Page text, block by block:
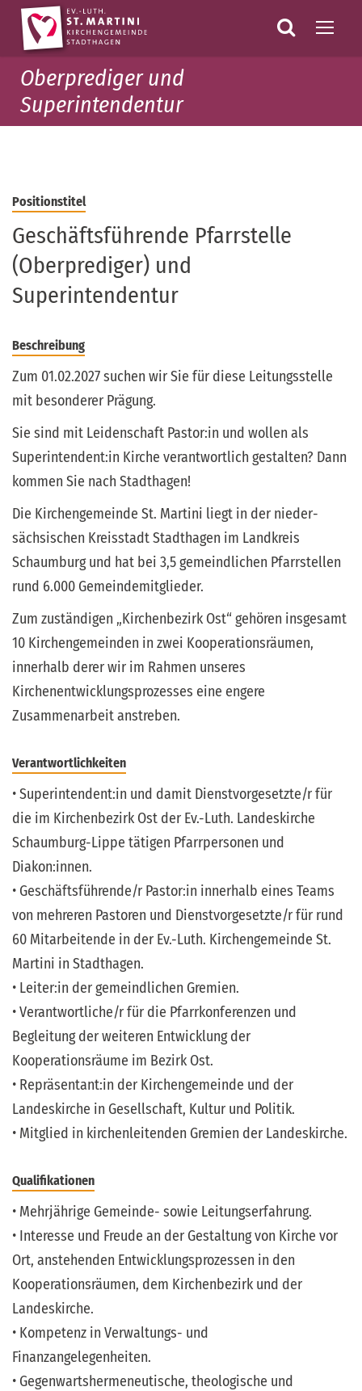
Oberprediger und
Superintendentur
Positionstitel
Geschäftsführende Pfarrstelle
(Oberprediger) und
Superintendentur
Beschreibung
Zum 01.02.2027 suchen wir Sie für diese Leitungsstelle
mit besonderer Prägung.
Sie sind mit Leidenschaft Pastor:in und wollen als
Superintendent:in Kirche verantwortlich gestalten? Dann
kommen Sie nach Stadthagen!
Die Kirchengemeinde St. Martini liegt in der nieder­
sächsischen Kreisstadt Stadthagen im Landkreis
Schaumburg und hat bei 3,5 gemeindlichen Pfarrstellen
rund 6.000 Gemeindemitglieder.
Zum zuständigen „Kirchenbezirk Ost“ gehören insgesamt
10 Kirchengemeinden in zwei Kooperationsräumen,
innerhalb derer wir im Rahmen unseres
Kirchenentwicklungsprozesses eine engere
Zusammenarbeit anstreben.
Verantwortlichkeiten
• Superintendent:in und damit Dienstvorgesetzte/r für
die im Kirchenbezirk Ost der Ev.-Luth. Landeskirche
Schaumburg-Lippe tätigen Pfarrpersonen und
Diakon:innen.
• Geschäftsführende/r Pastor:in innerhalb eines Teams
von mehreren Pastoren und Dienstvorgesetzte/r für rund
60 Mitarbeitende in der Ev.-Luth. Kirchengemeinde St.
Martini in Stadthagen.
• Leiter:in der gemeindlichen Gremien.
• Verantwortliche/r für die Pfarrkonferenzen und
Begleitung der weiteren Entwicklung der
Kooperationsräume im Bezirk Ost.
• Repräsentant:in der Kirchengemeinde und der
Landeskirche in Gesellschaft, Kultur und Politik.
• Mitglied in kirchenleitenden Gremien der Landeskirche.
Qualifikationen
• Mehrjährige Gemeinde- sowie Leitungserfahrung.
• Interesse und Freude an der Gestaltung von Kirche vor
Ort, anstehenden Entwicklungsprozessen in den
Kooperationsräumen, dem Kirchenbezirk und der
Landeskirche.
• Kompetenz in Verwaltungs- und
Finanzangelegenheiten.
• Gegenwartshermeneutische, theologische und